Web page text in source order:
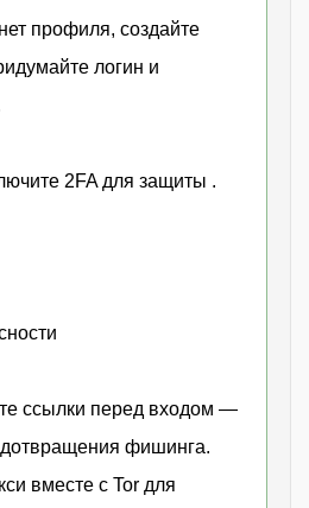
профиля, создайте
логин и
2FA для защиты .
ссылки перед входом —
фишинга.
вместе с Tor для